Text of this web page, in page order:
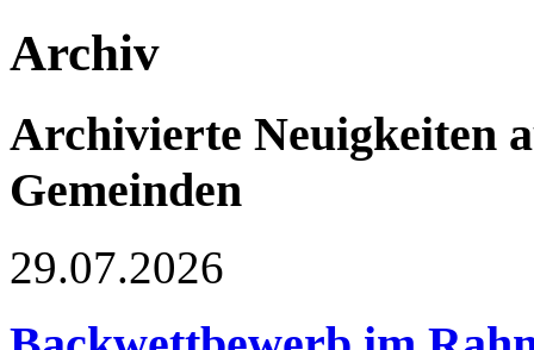
Archiv
Archivierte Neuigkeiten
Gemeinden
29.07.2026